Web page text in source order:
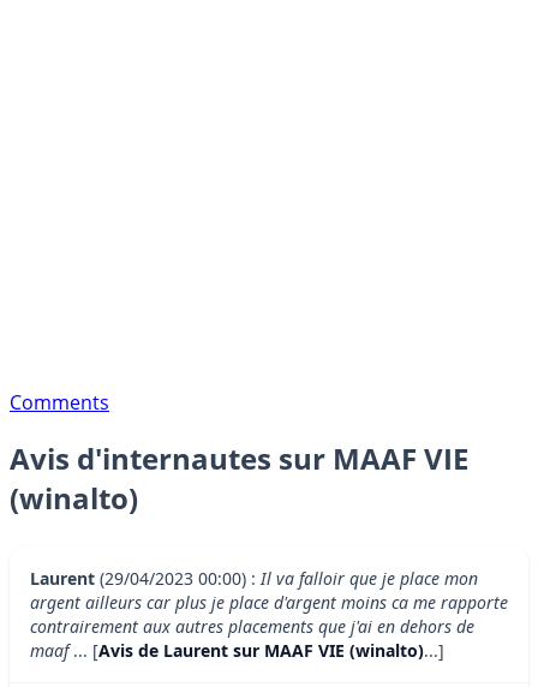
Comments
Avis d'internautes sur MAAF VIE
(winalto)
Laurent (29/04/2023 00:00) :Il va falloir que je place mon
argent ailleurs car plus je place d'argent moins ca me rapporte
contrairement aux autres placements que j'ai en dehors de
maaf... [Avis de Laurent sur MAAF VIE (winalto)...]